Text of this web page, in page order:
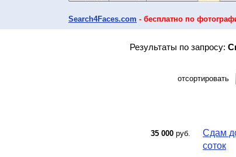
Search4Faces.com - бесплатно по
Результаты по запросу:
отсортировать
35 000 руб.
Сдам
соток